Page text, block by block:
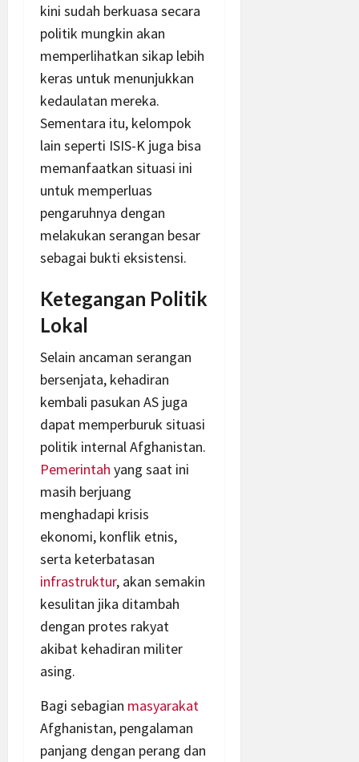
kini sudah berkuasa secara
politik mungkin akan
memperlihatkan sikap lebih
keras untuk menunjukkan
kedaulatan mereka.
Sementara itu, kelompok
lain seperti ISIS-K juga bisa
memanfaatkan situasi ini
untuk memperluas
pengaruhnya dengan
melakukan serangan besar
sebagai bukti eksistensi.
Ketegangan Politik
Lokal
Selain ancaman serangan
bersenjata, kehadiran
kembali pasukan AS juga
dapat memperburuk situasi
politik internal Afghanistan.
Pemerintah yang saat ini
masih berjuang
menghadapi krisis
ekonomi, konflik etnis,
serta keterbatasan
infrastruktur, akan semakin
kesulitan jika ditambah
dengan protes rakyat
akibat kehadiran militer
asing.
Bagi sebagian masyarakat
Afghanistan, pengalaman
panjang dengan perang dan